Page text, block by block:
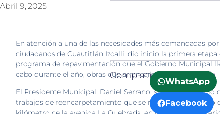
Abril 9, 2025
En atención a una de las necesidades más demandadas
ciudadanos de Cuautitlán Izcalli, dio inicio la primera etapa
programa de repavimentación que el Gobierno Municipal
cabo durante el año, obras que arrancaron en La Quebrada.
El Presidente Municipal, Daniel Serrano, supervisó el inicio
trabajos de reencarpetamiento que se realizarán a lo largo
Compartir:
WhatsApp
Facebook